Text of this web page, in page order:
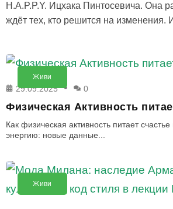
H.A.P.P.Y. Ицхака Пинтосевича. Она
ждёт тех, кто решится на изменения.
Живи
29.09.2025 0
Физическая Активность
Как физическая активность питает
энергию: новые данные...
Живи